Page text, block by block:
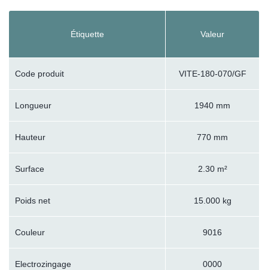
Étiquette Valeur
Code produit VITE-180-070/GF
Longueur 1940 mm
Hauteur 770 mm
Surface 2.30 m²
Poids net 15.000 kg
Couleur 9016
Electrozingage 0000